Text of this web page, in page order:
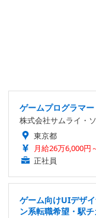
ゲームプログラマー
株式会社サムライ・
東京都
月給26万6,000円
正社員
ゲーム向けUIデザ
ン系転職希望・駅